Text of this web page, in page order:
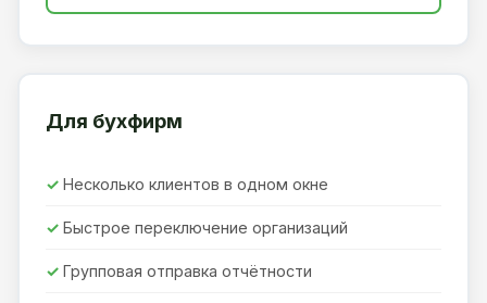
Для бухфирм
Несколько клиентов в одном окне
Быстрое переключение организаций
Групповая отправка отчётности